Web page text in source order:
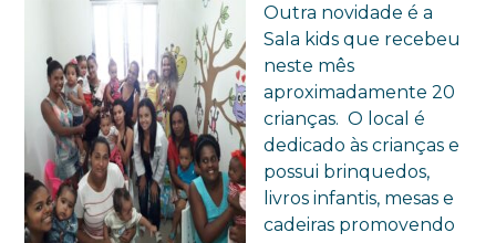
Outra novidade é a
Sala kids que recebeu
neste mês
aproximadamente 20
crianças. O local é
dedicado às crianças e
possui brinquedos,
livros infantis, mesas e
cadeiras promovendo